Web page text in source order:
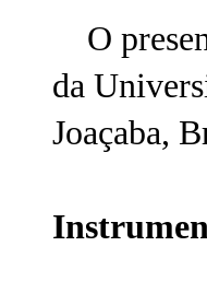
O
da
Joaçaba,